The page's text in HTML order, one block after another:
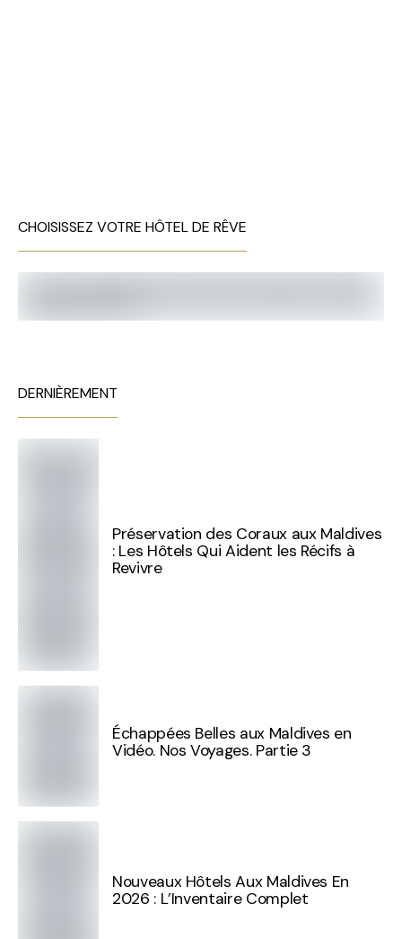
CHOISISSEZ VOTRE HÔTEL DE RÊVE
DERNIÈREMENT
Préservation des Coraux aux Maldives
: Les Hôtels Qui Aident les Récifs à
Revivre
Échappées Belles aux Maldives en
Vidéo. Nos Voyages. Partie 3
Nouveaux Hôtels Aux Maldives En
2026 : L’Inventaire Complet